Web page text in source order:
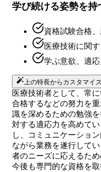
学び続ける姿勢を持
資格試験合格
医療技術に関
学ぶ意欲、適
上の特長からカスタマイ
医療技術者として、常
合格するなどの努力を
識を深めるための勉強
対する適応力を高めて
し、コミュニケーショ
ながら業務を遂行して
者のニーズに応えるた
今後も専門的な資格を